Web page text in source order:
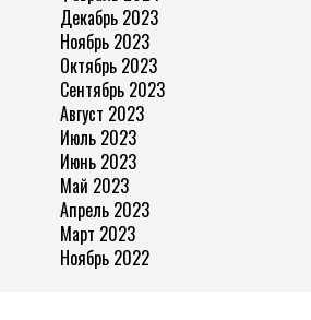
Декабрь 2023
Ноябрь 2023
Октябрь 2023
Сентябрь 2023
Август 2023
Июль 2023
Июнь 2023
Май 2023
Апрель 2023
Март 2023
Ноябрь 2022